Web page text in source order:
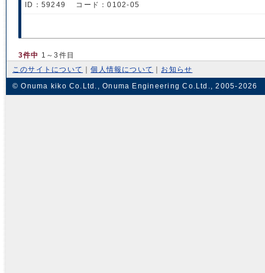
ID：59249 コード：0102-05
3件中 1～3件目
このサイトについて
｜個人情報について
お知らせ
© Onuma kiko Co.Ltd., Onuma Engineering Co.Ltd., 2005-2026